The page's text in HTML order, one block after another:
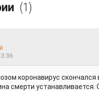
(1)
коронавирус скончался
смерти устанавливается.